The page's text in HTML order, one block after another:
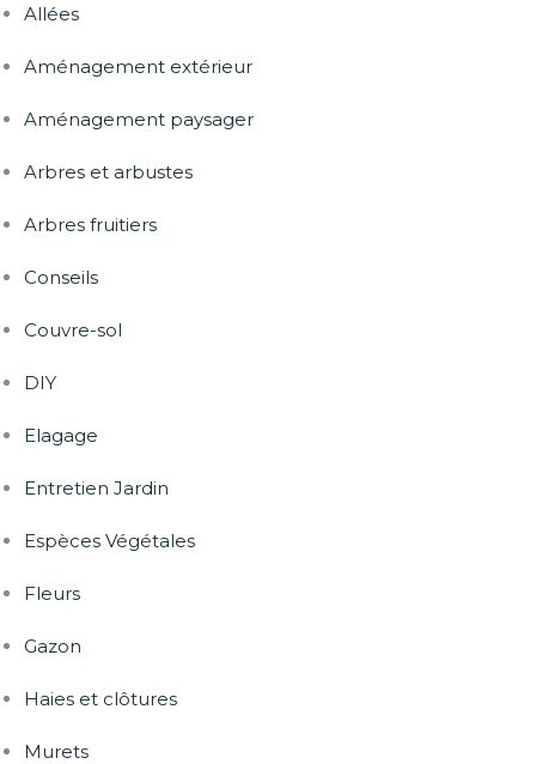
Allées
Aménagement extérieur
Aménagement paysager
Arbres et arbustes
Arbres fruitiers
Conseils
Couvre-sol
DIY
Elagage
Entretien Jardin
Espèces Végétales
Fleurs
Gazon
Haies et clôtures
Murets